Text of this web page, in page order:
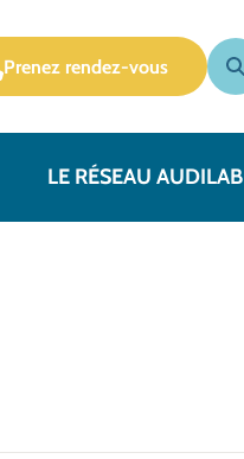
Prenez rendez-vous
LE RÉSEAU AUDILAB